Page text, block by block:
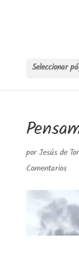
Seleccionar
por Jesús de
Comentarios